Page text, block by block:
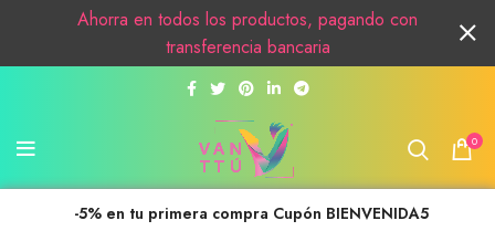
0
-5% en tu primera compra Cupón BIENVENIDA5
Ahorra en todos los productos, pagando con
transferencia bancaria